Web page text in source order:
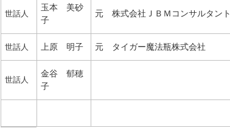
世話人
玉本 美砂
子
元 株式会社ＪＢＭコンサルタント
世話人 上原 明子 元 タイガー魔法瓶株式会社
世話人
金谷 郁穂
子